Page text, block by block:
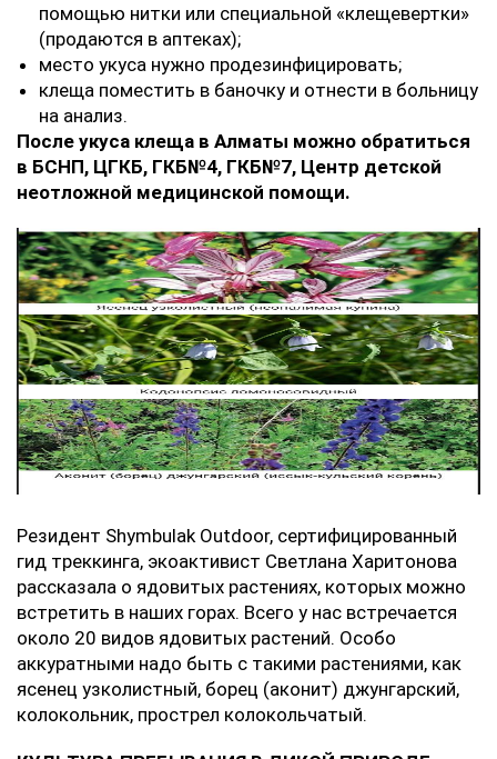
помощью нитки или специальной «клещевертки»
(продаются в аптеках);
место укуса нужно продезинфицировать;
клеща поместить в баночку и отнести в больницу
на анализ.
После укуса клеща в Алматы можно обратиться
в БСНП, ЦГКБ, ГКБ№4, ГКБ№7, Центр детской
неотложной медицинской помощи.
Резидент Shymbulak Outdoor, сертифицированный
гид треккинга, экоактивист Светлана Харитонова
рассказала о ядовитых растениях, которых можно
встретить в наших горах. Всего у нас встречается
около 20 видов ядовитых растений. Особо
аккуратными надо быть с такими растениями, как
ясенец узколистный, борец (аконит) джунгарский,
колокольник, прострел колокольчатый.